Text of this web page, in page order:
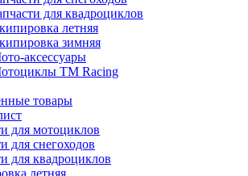
для квадроциклов
летняя
зимняя
аксессуары
TM Racing
товары
для мотоциклов
для снегоходов
для квадроциклов
летняя